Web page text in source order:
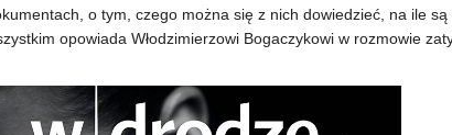
o tym, czego można się z nich dowiedzieć, na ile
opowiada Włodzimierzowi Bogaczykowi w rozmowie